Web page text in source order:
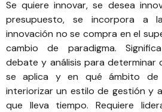
Se quiere innovar, se desea
presupuesto, se incorpora a
innovación no se compra en el
cambio de paradigma.
debate y análisis para determinar
se aplica y en qué ámbito de
interiorizar un estilo de gestión y
que lleva tiempo. Requiere